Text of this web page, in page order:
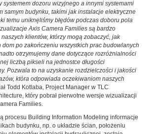
systemem dozoru wizyjnego a innymi systemami
samym budynku, takimi jak instalacje elektryczne
temu uniknęliśmy błędów podczas doboru pola
Axis Camera Families są bardzo
klientów, którzy mogą zobaczyć, jak
dom po zakończeniu wszystkich prac budowlanych
otrzymujemy dane dotyczące rozróżnialności
liczbą pikseli na jednostce długości
Pozwala to na uzyskanie rozdzielczości i jakości
która odpowiada oczekiwaniom naszych
Todd Kotlaba, Project Manager w TLC
który pobrał pierwotne wersje wizualizacji
Families.
procesu Building Information Modeling informacje
budynku, np. o układzie ścian, położeniu